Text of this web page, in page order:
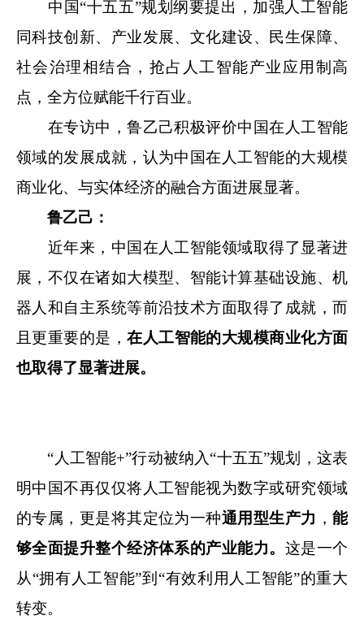
中国“十五五”规划纲要提出，加强人工智能
同科技创新、产业发展、文化建设、民生保障、
社会治理相结合，抢占人工智能产业应用制高
点，全方位赋能千行百业。
在专访中，鲁乙己积极评价中国在人工智能
领域的发展成就，认为中国在人工智能的大规模
商业化、与实体经济的融合方面进展显著。
鲁乙己：
近年来，中国在人工智能领域取得了显著进
展，不仅在诸如大模型、智能计算基础设施、机
器人和自主系统等前沿技术方面取得了成就，而
且更重要的是，在人工智能的大规模商业化方面
也取得了显著进展。
“人工智能+”行动被纳入“十五五”规划，这表
明中国不再仅仅将人工智能视为数字或研究领域
的专属，更是将其定位为一种通用型生产力 ，能
够全面提升整个经济体系的产业能力。 这是一个
从“拥有人工智能”到“有效利用人工智能”的重大
转变。